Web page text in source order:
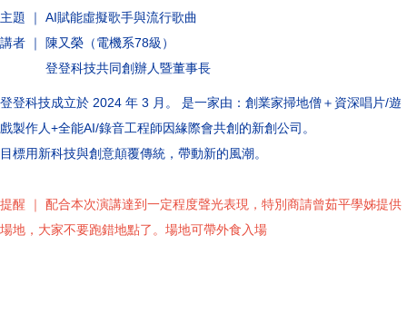
主題 ｜ AI賦能虛擬歌手與流行歌曲
講者 ｜ 陳又榮（電機系78級）
登登科技共同創辦人暨董事長
登登科技成立於 2024 年 3 月。 是一家由：創業家掃地僧＋資深唱片/遊
戲製作人+全能AI/錄音工程師因緣際會共創的新創公司。
目標用新科技與創意顛覆傳統，帶動新的風潮。
提醒 ｜ 配合本次演講達到一定程度聲光表現，特別商請曾茹平學姊提供
場地，大家不要跑錯地點了。場地可帶外食入場